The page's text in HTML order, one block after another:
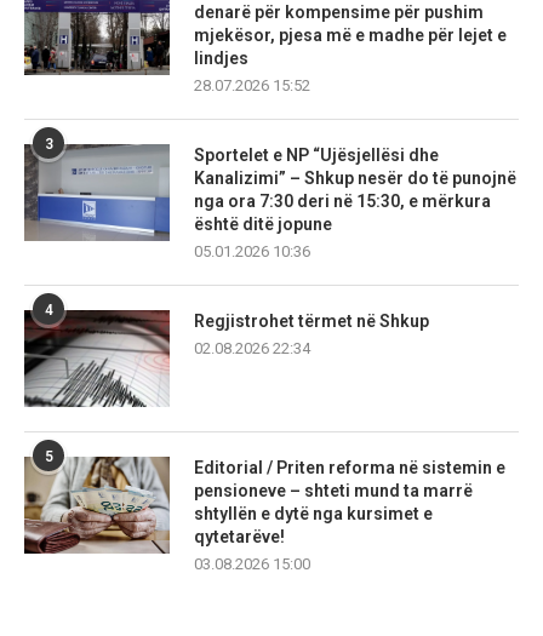
denarë për kompensime për pushim
mjekësor, pjesa më e madhe për lejet e
lindjes
28.07.2026 15:52
3
Sportelet e NP “Ujësjellësi dhe
Kanalizimi” – Shkup nesër do të punojnë
nga ora 7:30 deri në 15:30, e mërkura
është ditë jopune
05.01.2026 10:36
4
Regjistrohet tërmet në Shkup
02.08.2026 22:34
5
Editorial / Priten reforma në sistemin e
pensioneve – shteti mund ta marrë
shtyllën e dytë nga kursimet e
qytetarëve!
03.08.2026 15:00